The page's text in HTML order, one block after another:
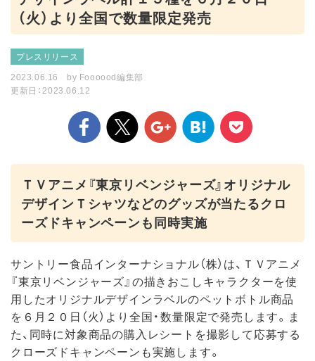
（火）より全国で数量限定発売
プレスリリース
2023.06.16
by Foooood編集部
更新日：2023.06.12
ＴＶアニメ『東京リベンジャーズ』オリジナル
デザインＴシャツなどのグッズが当たるクロ
ーズドキャンペーンも同時実施
サントリー食品インターナショナル（株）は、ＴＶアニメ
『東京リベンジャーズ』の描きおこしキャラクターを使
用したオリジナルデザインラベルのペットボトル商品
を６月２０日（火）より全国・数量限定で発売します。ま
た、同時に対象商品の購入レシートを撮影して応募する
クローズドキャンペーンも実施します。